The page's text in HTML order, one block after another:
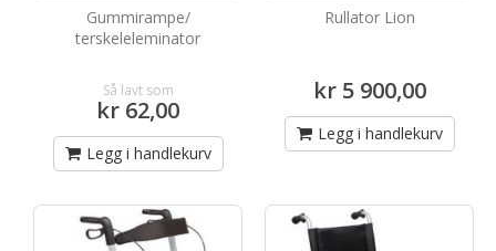
Gummirampe/
terskeleleminator
Så lavt som
kr 62,00
Legg i handlekurv
Rullator Lion
kr 5 900,00
Legg i handlekurv